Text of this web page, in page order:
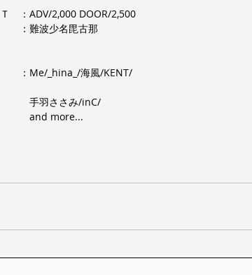
　：ADV/2,000 DOOR/2,500
　：難波少名毘古那
　：Me/_hina_/海風/KENT/
さみ/inC/
more...